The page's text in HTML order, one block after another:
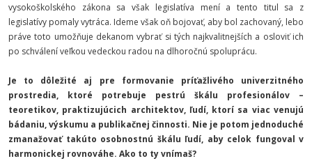
vysokoškolského zákona sa však legislatíva mení a tento titul sa z
legislatívy pomaly vytráca. Ideme však oň bojovať, aby bol zachovaný, lebo
práve toto umožňuje dekanom vybrať si tých najkvalitnejších a osloviť ich
po schválení veľkou vedeckou radou na dlhoročnú spoluprácu.
Je to dôležité aj pre formovanie príťažlivého univerzitného
prostredia, ktoré potrebuje pestrú škálu profesionálov –
teoretikov, praktizujúcich architektov, ľudí, ktorí sa viac venujú
bádaniu, výskumu a publikačnej činnosti. Nie je potom jednoduché
zmanažovať takúto osobnostnú škálu ľudí, aby celok fungoval v
harmonickej rovnováhe. Ako to ty vnímaš?